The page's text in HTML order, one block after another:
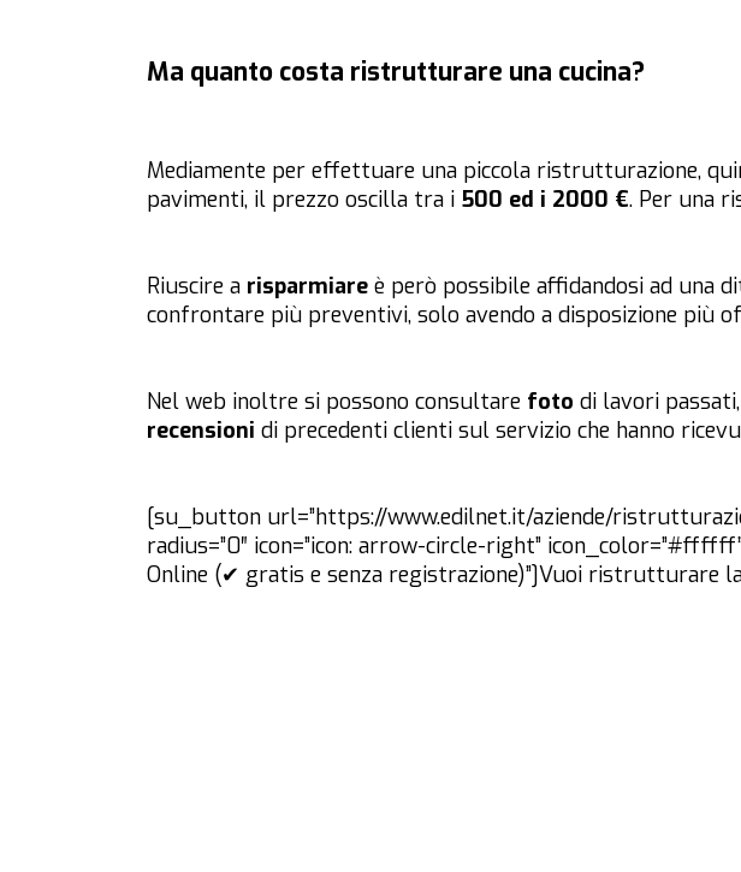
Ma quanto costa ristrutturare una cucina?
Mediamente per effettuare una piccola ristrutturazione,
pavimenti, il prezzo oscilla tra i 500 ed i 2000 €. Per una
Riuscire a risparmiare è però possibile affidandosi ad una
confrontare più preventivi, solo avendo a disposizione più
Nel web inoltre si possono consultare foto di lavori
recensioni di precedenti clienti sul servizio che hanno
[su_button url=”https://www.edilnet.it/aziende/
radius=”0″ icon=”icon: arrow-circle-right”
Online (✔ gratis e senza registrazione)”]Vuoi ristrutturare